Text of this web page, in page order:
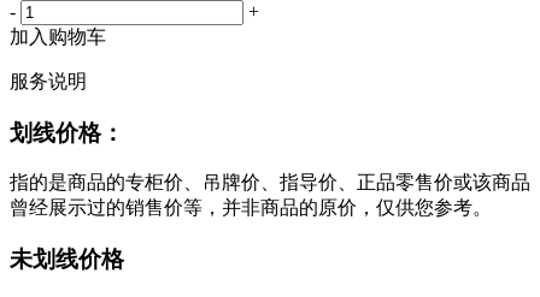
-
+
加入购物车
服务说明
划线价格：
指的是商品的专柜价、吊牌价、指导价、正品零售价或该商品
曾经展示过的销售价等，并非商品的原价，仅供您参考。
未划线价格